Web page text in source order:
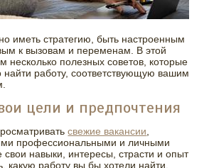
иметь стратегию, быть настроенным
к вызовам и переменам. В этой
несколько полезных советов, которые
найти работу, соответствующую вашим
цели и предпочтения
свежие вакансии
профессиональными и личными
навыки, интересы, страсти и опыт
какую работу вы бы хотели найти.